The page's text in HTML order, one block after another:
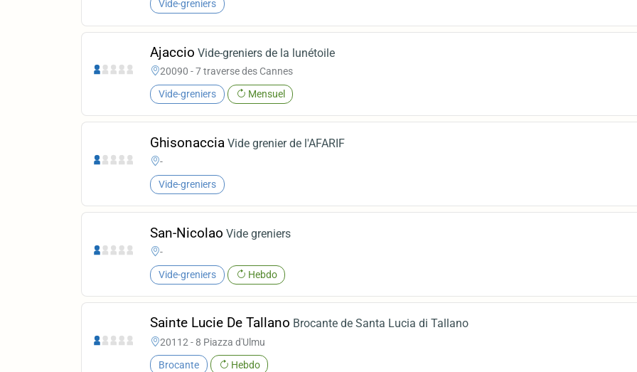
Vide-greniers
Ajaccio Vide-greniers de la lunétoile
20090 - 7 traverse des Cannes
Vide-greniers Mensuel
Ghisonaccia Vide grenier de l'AFARIF
-
Vide-greniers
San-Nicolao Vide greniers
-
Vide-greniers Hebdo
Sainte Lucie De Tallano Brocante de Santa Lucia di Tallano
20112 - 8 Piazza d'Ulmu
Brocante Hebdo